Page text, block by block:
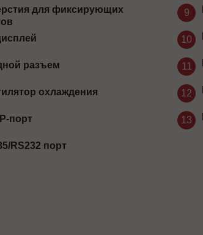
для фиксирующих
разъем
охлаждения
порт
RS232 порт
9
10
11
12
13